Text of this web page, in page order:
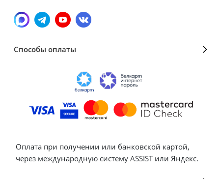
Способы оплаты
Оплата при получении или банковской картой,
через международную систему ASSIST или Яндекс.